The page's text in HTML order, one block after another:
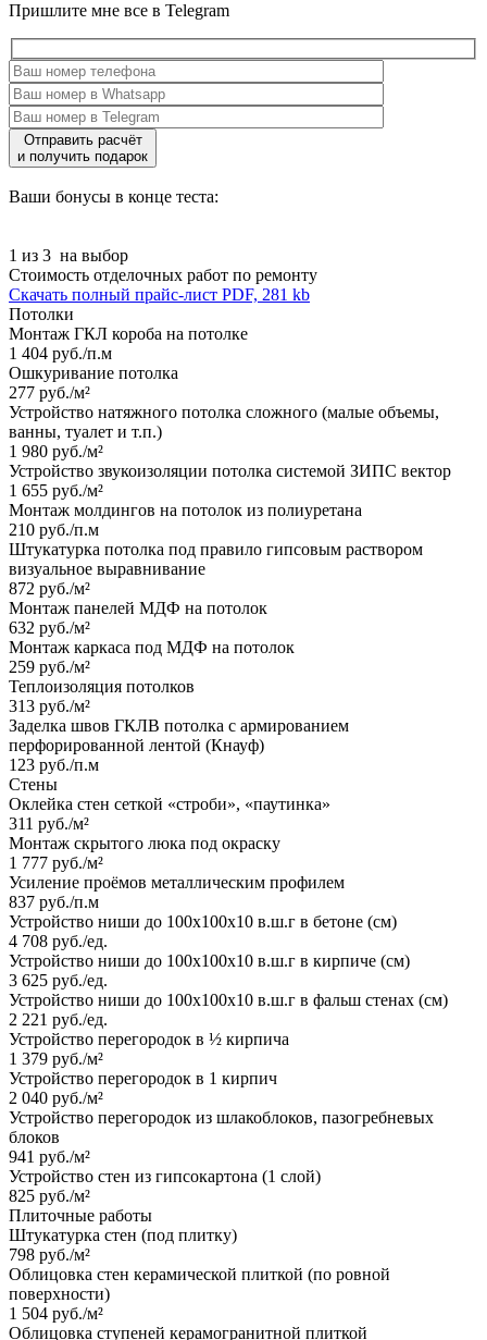
Пришлите мне все в Telegram
Отправить расчёт
и получить подарок
Ваши бонусы в конце теста:
1 из 3 на выбор
Стоимость отделочных работ по ремонту
Скачать полный прайс-лист PDF, 281 kb
Потолки
Монтаж ГКЛ короба на потолке
1 404 руб./п.м
Ошкуривание потолка
277 руб./м²
Устройство натяжного потолка сложного (малые объемы,
ванны, туалет и т.п.)
1 980 руб./м²
Устройство звукоизоляции потолка системой ЗИПС вектор
1 655 руб./м²
Монтаж молдингов на потолок из полиуретана
210 руб./п.м
Штукатурка потолка под правило гипсовым раствором
визуальное выравнивание
872 руб./м²
Монтаж панелей МДФ на потолок
632 руб./м²
Монтаж каркаса под МДФ на потолок
259 руб./м²
Теплоизоляция потолков
313 руб./м²
Заделка швов ГКЛВ потолка с армированием
перфорированной лентой (Кнауф)
123 руб./п.м
Стены
Оклейка стен сеткой «строби», «паутинка»
311 руб./м²
Монтаж скрытого люка под окраску
1 777 руб./м²
Усиление проёмов металлическим профилем
837 руб./п.м
Устройство ниши до 100х100х10 в.ш.г в бетоне (см)
4 708 руб./ед.
Устройство ниши до 100х100х10 в.ш.г в кирпиче (см)
3 625 руб./ед.
Устройство ниши до 100х100х10 в.ш.г в фальш стенах (см)
2 221 руб./ед.
Устройство перегородок в ½ кирпича
1 379 руб./м²
Устройство перегородок в 1 кирпич
2 040 руб./м²
Устройство перегородок из шлакоблоков, пазогребневых
блоков
941 руб./м²
Устройство стен из гипсокартона (1 слой)
825 руб./м²
Плиточные работы
Штукатурка стен (под плитку)
798 руб./м²
Облицовка стен керамической плиткой (по ровной
поверхности)
1 504 руб./м²
Облицовка ступеней керамогранитной плиткой